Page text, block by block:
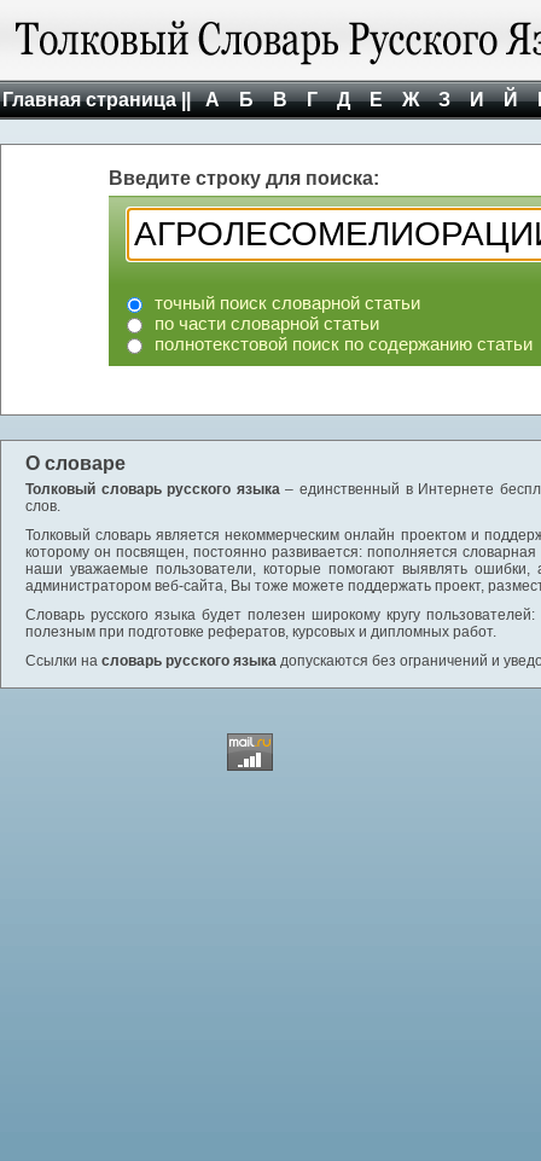
Главная страница || А Б В Г Д Е Ж З И Й
Введите строку для поиска:
точный поиск словарной статьи
по части словарной статьи
полнотекстовой поиск по содержанию статьи
О словаре
Толковый словарь русского языка– единственный в Интернете
слов.
Толковый словарь является некоммерческим онлайн проектом и
которому он посвящен, постоянно развивается: пополняется
наши уважаемые пользователи, которые помогают выявлять
администратором веб-сайта, Вы тоже можете поддержать проект,
Словарь русского языка будет полезен широкому кругу
полезным при подготовке рефератов, курсовых и дипломных работ.
Ссылки на словарь русского языка допускаются без ограничений и